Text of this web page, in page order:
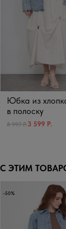
Юбка из
в полоску
8 997 Р.3 599 Р.
С ЭТИМ
-50%